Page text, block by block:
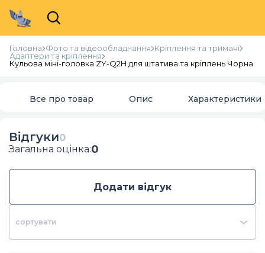
Головна Фото та відеообладнання Кріплення та тримачі
Адаптери та кріплення
Кульова міні-головка ZY-Q2H для штатива та кріплень Чорна
Все про товар Опис Характеристики
Відгуки0
Загальна оцінка:0
Додати відгук
сортувати